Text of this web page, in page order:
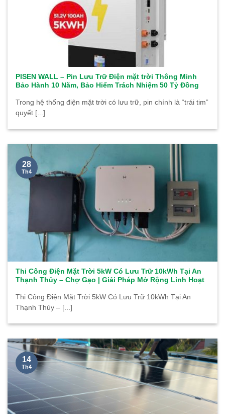
PISEN WALL – Pin Lưu Trữ Điện mặt trời Thông Minh
Bảo Hành 10 Năm, Bảo Hiểm Trách Nhiệm 50 Tỷ Đồng
Trong hệ thống điện mặt trời có lưu trữ, pin chính là “trái tim”
quyết [...]
Thi Công Điện Mặt Trời 5kW Có Lưu Trữ 10kWh Tại An
Thạnh Thủy – Chợ Gạo | Giải Pháp Mở Rộng Linh Hoạt
Thi Công Điện Mặt Trời 5kW Có Lưu Trữ 10kWh Tại An
Thạnh Thủy – [...]
28
Th4
14
Th4